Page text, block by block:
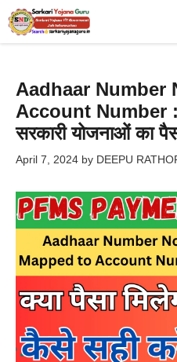
Skip
to
Aadhaar Number
Account Number
सरकारी योजनाओं का
April 7, 2024 by DEEPU